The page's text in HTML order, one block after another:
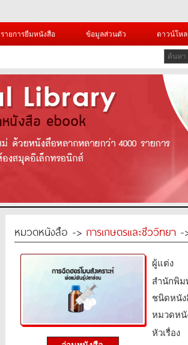
รายการยืมหนังสือ ข้อมูลส่วนตัว ดาวน์โห
หมวดหนังสือ -> การเกษตรและชีววิทยา -
ผู้แต่ง
สำนักพิม
ชนิดหนัง
หมวดหนั
หัวเรื่อง